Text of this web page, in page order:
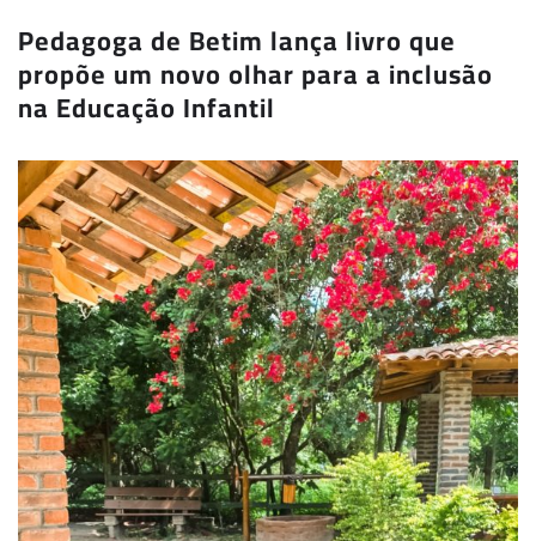
Pedagoga de Betim lança livro que
propõe um novo olhar para a inclusão
na Educação Infantil